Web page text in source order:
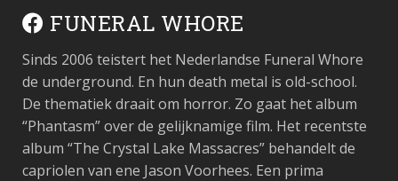
FUNERAL WHORE
Sinds 2006 teistert het Nederlandse Funeral Whore
de underground. En hun death metal is old-school.
De thematiek draait om horror. Zo gaat het album
“Phantasm” over de gelijknamige film. Het recentste
album “The Crystal Lake Massacres” behandelt de
capriolen van ene Jason Voorhees. Een prima